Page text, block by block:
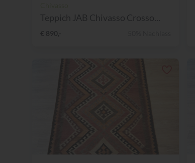
Teppich JAB Chivasso Crosso...